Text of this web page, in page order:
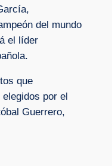
del mundo
el líder
que
por el
Guerrero,